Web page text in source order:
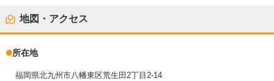
地図・アクセス
所在地
福岡県北九州市八幡東区荒生田2丁目2-14